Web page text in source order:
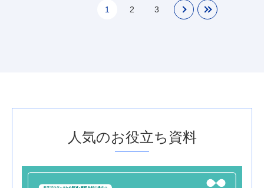
1 2 3
人気のお役立ち資料